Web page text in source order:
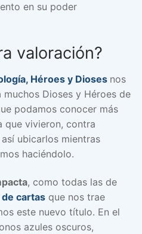
en su poder
valoración?
Héroes y Dioses nos
Dioses y Héroes de
podamos conocer más
que vivieron, contra
ubicarlos mientras
haciéndolo.
, como todas las de
cartas que nos trae
este nuevo título. En el
azules oscuros,